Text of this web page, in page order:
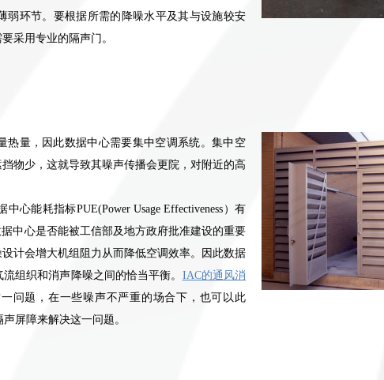
弱环节。要根据所需的降噪水平及其与设施较安
采用专业的隔声门。
热量，因此数据中心需要集中空调系统。集中空
物少，这就导致其噪声传播会更院，对附近的高
中心能耗指标PUE(Power Usage Effectiveness ）有
中心是否能被工信部及地方政府批准建设的重要
计会增大机组阻力从而降低空调效率。因此数据
组织和消声降噪之间的恰当平衡。 IAC的通风消
问题，在一些噪声不严重的场合下，也可以此
屏障来解决这一问题。